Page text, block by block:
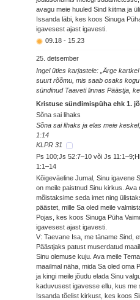
avagu meie huuled Sind kiitma ja
Issanda läbi, kes koos Sinuga
igavesest ajast igavesti.
09.18 - 15.23
25. detsember
Ingel ütles karjastele: „Ärge
suurt rõõmu, mis saab osaks
sündinud Taaveti linnas Päästja,
Kristuse sündimispüha ehk 1.
Sõna sai lihaks
Sõna sai lihaks ja elas meie
1:14
KLPR 31
Ps 100;Js 52:7–10 või Js
1:1–14
Kõigeväeline Jumal, Sinu igavene
on meile paistnud Sinu kirkus. Ava
mõistaksime seda imet ning
päästet, mille Sa oled meile
Pojas, kes koos Sinuga Püha
igavesest ajast igavesti.
V: Taevane Isa, me täname Sind,
Päästjaks patust muserdatud
Sinu olemuse kuju. Ava meile
maailmal näha, mida Sa oled oma
ja kingi meile jõudu elada Sinu
kaduvusest igavesse ellu, kus me
Issanda tõelist kirkust, kes koos